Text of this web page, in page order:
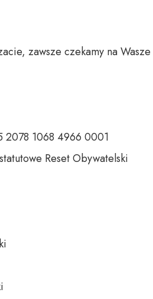
zawsze czekamy na
1068 4966 0001
Reset Obywatelski